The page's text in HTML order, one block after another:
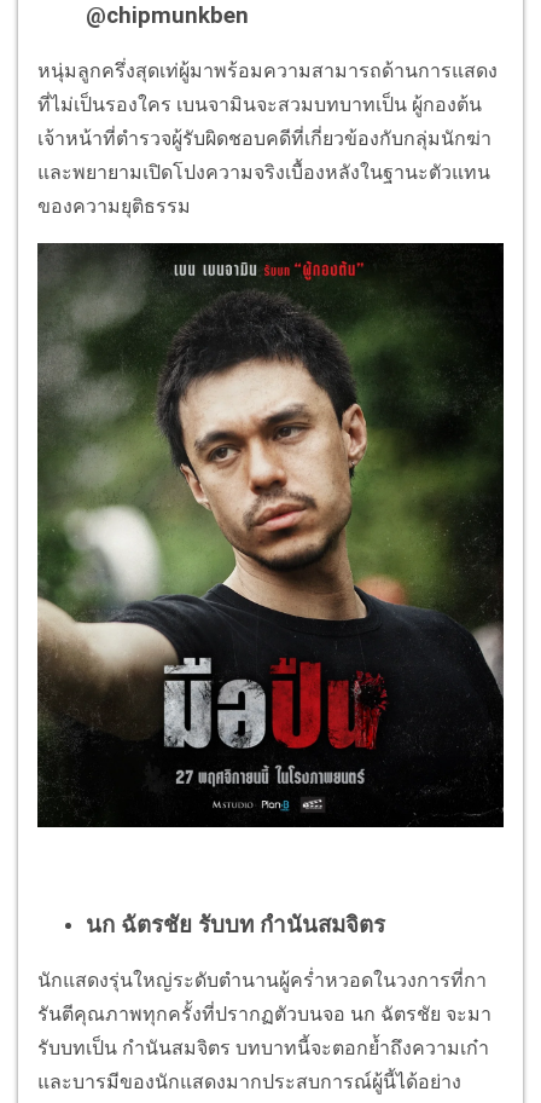
@chipmunkben
หนุ่มลูกครึ่งสุดเท่ผู้มาพร้อมความสามารถด้านการแสดง
ที่ไม่เป็นรองใคร เบนจามินจะสวมบทบาทเป็น ผู้กองต้น
เจ้าหน้าที่ตำรวจผู้รับผิดชอบคดีที่เกี่ยวข้องกับกลุ่มนักฆ่า
และพยายามเปิดโปงความจริงเบื้องหลังในฐานะตัวแทน
ของความยุติธรรม
นก ฉัตรชัย รับบท กำนันสมจิตร
นักแสดงรุ่นใหญ่ระดับตำนานผู้คร่ำหวอดในวงการที่กา
รันตีคุณภาพทุกครั้งที่ปรากฏตัวบนจอ นก ฉัตรชัย จะมา
รับบทเป็น กำนันสมจิตร บทบาทนี้จะตอกย้ำถึงความเก๋า
และบารมีของนักแสดงมากประสบการณ์ผู้นี้ได้อย่าง